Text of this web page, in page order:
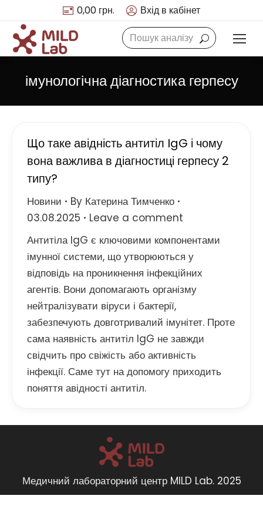
0,00 грн. Вхід в кабінет
Search:
імунологічна діагностика герпесу
Що таке авідність антитіл IgG і чому
вона важлива в діагностиці герпесу 2
типу?
Новини By Катерина Тимченко
03.08.2025
Leave a comment
Антитіла IgG є ключовими компонентами
імунної системи, що утворюються у
відповідь на проникнення інфекційних
агентів. Вони допомагають організму
нейтралізувати віруси і бактерії,
забезпечують довготривалий імунітет. Проте
сама наявність антитіл IgG не завжди
свідчить про свіжість або активність
інфекції. Саме тут на допомогу приходить
поняття авідності антитіл.
Медичний лабораторний центр MILD Lab. 2025